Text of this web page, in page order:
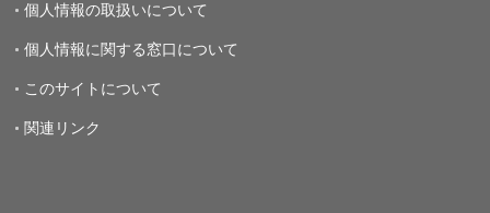
個人情報の取扱いについて
個人情報に関する窓口について
このサイトについて
関連リンク